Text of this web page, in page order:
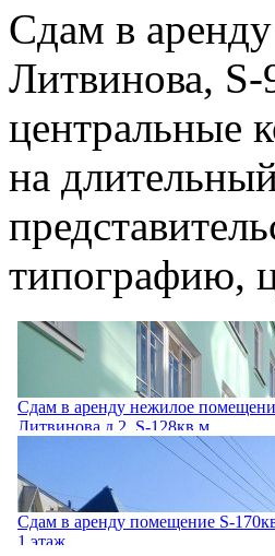
Сдам в
Литвинова,
центральные
на
типографию,
Сдам в аренду нежилое
Литвинова д.2, S-128кв.м.
Сдам в аренду помещение в самом
Сдам в аренду помещение S-
1 этаж